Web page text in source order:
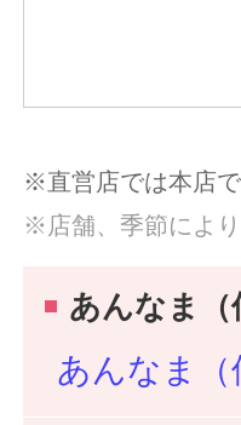
※直営店では本店で
※店舗、季節によ
あんなま（
あんなま（